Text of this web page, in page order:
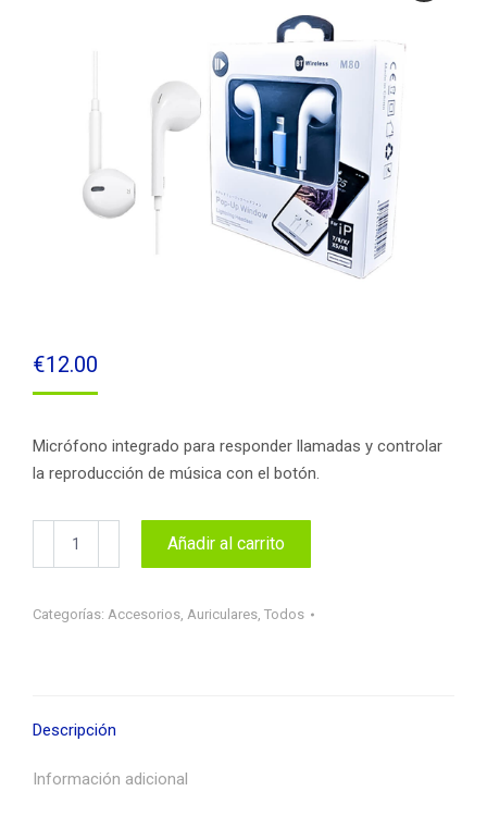
€12.00
Micrófono integrado para responder llamadas y controlar
la reproducción de música con el botón.
Bluetooth
Añadir al carrito
Categorías: Accesorios, Auriculares, Todos
Descripción
Información adicional